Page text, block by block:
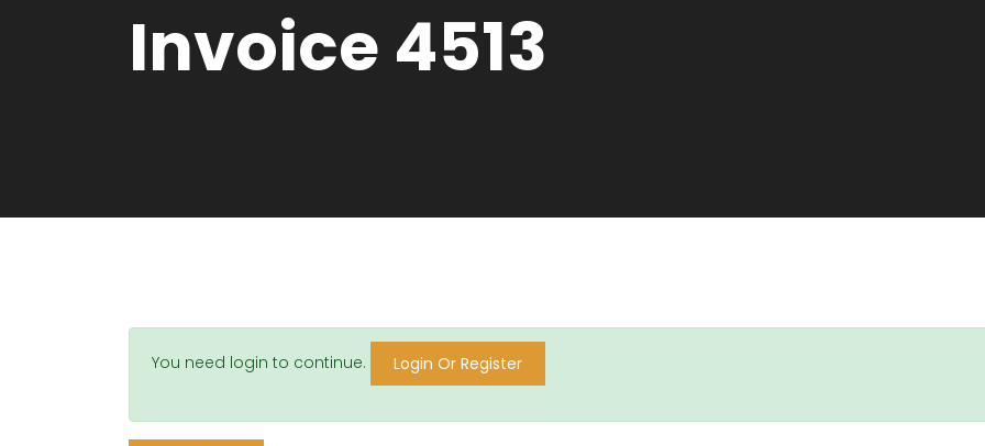
Invoice 4513
You need login to continue. Login Or Register